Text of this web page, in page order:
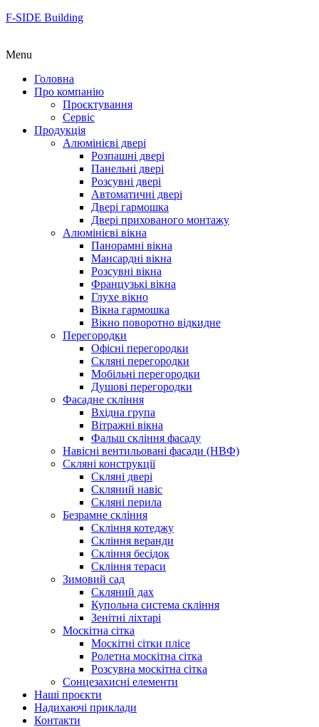
F-SIDE Building
Menu
Головна
Про компанію
Проєктування
Сервіс
Продукція
Алюмінієві двері
Розпашні двері
Панельні двері
Розсувні двері
Автоматичні двері
Двері гармошка
Двері прихованого монтажу
Алюмінієві вікна
Панорамні вікна
Мансардні вікна
Розсувні вікна
Французькі вікна
Глухе вікно
Вікна гармошка
Вікно поворотно відкидне
Перегородки
Офісні перегородки
Скляні перегородки
Мобільні перегородки
Душові перегородки
Фасадне скління
Вхідна група
Вітражні вікна
Фальш скління фасаду
Навісні вентильовані фасади (НВФ)
Скляні конструкції
Скляні двері
Скляний навіс
Cкляні перила
Безрамне скління
Скління котеджу
Скління веранди
Скління бесідок
Скління тераси
Зимовий сад
Скляний дах
Купольна система скління
Зенітні ліхтарі
Москітна сітка
Москітні сітки плісе
Ролетна москітна сітка
Розсувна москітна сітка
Сонцезахисні елементи
Наші проєкти
Надихаючі приклади
Контакти